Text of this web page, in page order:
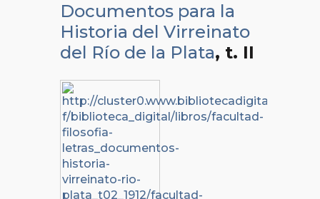
Documentos para la
Historia del Virreinato
del Río de la Plata, t. II